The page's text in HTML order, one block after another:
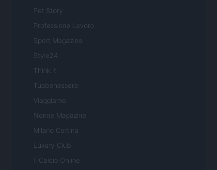
Pet Story
Professione Lavoro
Sport Magazine
Style24
Think.it
Tuobenessere
Viaggiamo
Nonne Magazine
Milano Cortina
Luxury Club
Il Calcio Online